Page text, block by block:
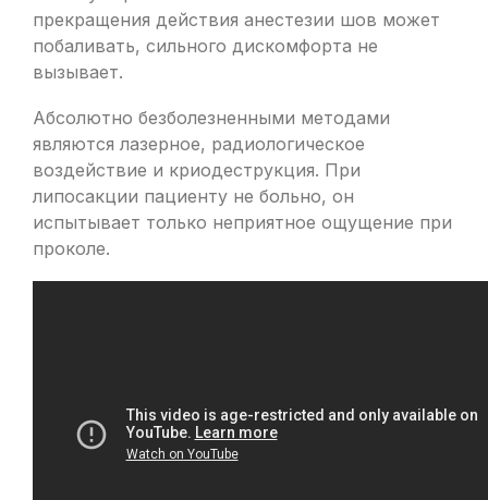
прекращения действия анестезии шов может
побаливать, сильного дискомфорта не
вызывает.
Абсолютно безболезненными методами
являются лазерное, радиологическое
воздействие и криодеструкция. При
липосакции пациенту не больно, он
испытывает только неприятное ощущение при
проколе.